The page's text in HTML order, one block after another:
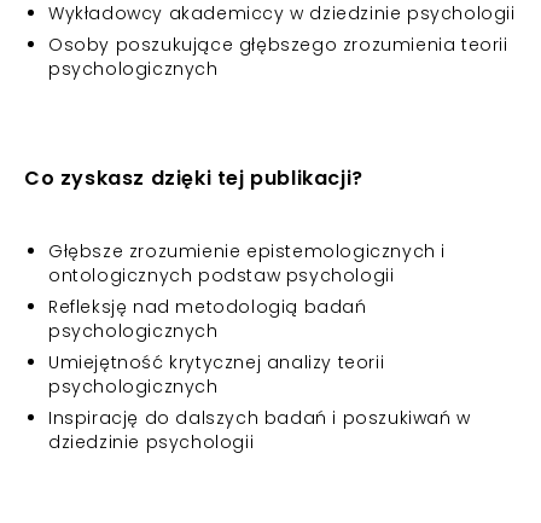
Wykładowcy akademiccy w dziedzinie psychologii
Osoby poszukujące głębszego zrozumienia teorii
psychologicznych
Co zyskasz dzięki tej publikacji?
Głębsze zrozumienie epistemologicznych i
ontologicznych podstaw psychologii
Refleksję nad metodologią badań
psychologicznych
Umiejętność krytycznej analizy teorii
psychologicznych
Inspirację do dalszych badań i poszukiwań w
dziedzinie psychologii